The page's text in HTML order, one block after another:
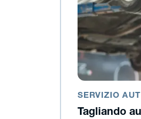
SERVIZIO
Tagliando